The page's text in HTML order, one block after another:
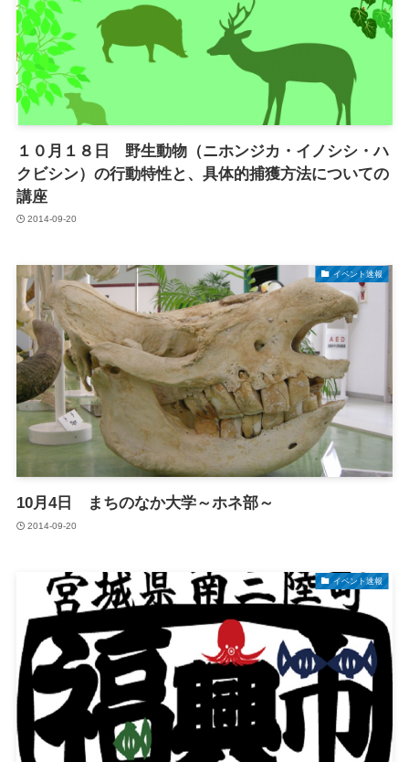
１０月１８日 野生動物（ニホンジカ・イノシシ・ハ
クビシン）の行動特性と、具体的捕獲方法についての
講座
2014-09-20
イベント速報
10月4日 まちのなか大学～ホネ部～
2014-09-20
イベント速報